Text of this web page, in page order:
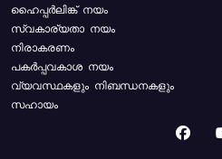
ഹൈപ്പർലിങ്ക് നയം
സ്വകാര്യതാ നയം
നിരാകരണം
പകർപ്പവകാശ നയം
വ്യവസ്ഥകളും നിബന്ധനകളും
സഹായം